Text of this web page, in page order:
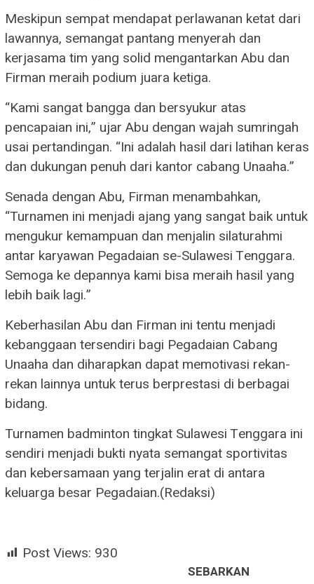
Meskipun sempat mendapat perlawanan ketat dari
lawannya, semangat pantang menyerah dan
kerjasama tim yang solid mengantarkan Abu dan
Firman meraih podium juara ketiga.
“Kami sangat bangga dan bersyukur atas
pencapaian ini,” ujar Abu dengan wajah sumringah
usai pertandingan. “Ini adalah hasil dari latihan keras
dan dukungan penuh dari kantor cabang Unaaha.”
Senada dengan Abu, Firman menambahkan,
“Turnamen ini menjadi ajang yang sangat baik untuk
mengukur kemampuan dan menjalin silaturahmi
antar karyawan Pegadaian se-Sulawesi Tenggara.
Semoga ke depannya kami bisa meraih hasil yang
lebih baik lagi.”
Keberhasilan Abu dan Firman ini tentu menjadi
kebanggaan tersendiri bagi Pegadaian Cabang
Unaaha dan diharapkan dapat memotivasi rekan-
rekan lainnya untuk terus berprestasi di berbagai
bidang.
Turnamen badminton tingkat Sulawesi Tenggara ini
sendiri menjadi bukti nyata semangat sportivitas
dan kebersamaan yang terjalin erat di antara
keluarga besar Pegadaian.(Redaksi)
Post Views: 930
SEBARKAN